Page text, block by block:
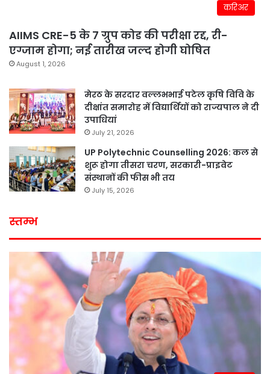
करिअर
AIIMS CRE-5 के 7 ग्रुप कोड की परीक्षा रद्द, री-
एग्जाम होगा; नई तारीख जल्द होगी घोषित
August 1, 2026
मेरठ के सरदार वल्लभभाई पटेल कृषि विवि के
दीक्षांत समारोह में विद्यार्थियों को राज्यपाल ने दी
उपाधियां
July 21, 2026
UP Polytechnic Counselling 2026: कल से
शुरू होगा तीसरा चरण, सरकारी-प्राइवेट
संस्थानों की फीस भी तय
July 15, 2026
स्तम्भ